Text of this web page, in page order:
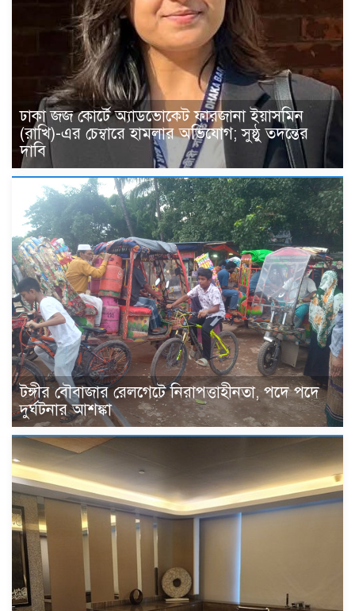
ঢাকা জজ কোর্টে অ্যাডভোকেট ফারজানা ইয়াসমিন
(রাখি)-এর চেম্বারে হামলার অভিযোগ; সুষ্ঠু তদন্তের
দাবি
টঙ্গীর বৌবাজার রেলগেটে নিরাপত্তাহীনতা, পদে পদে
দুর্ঘটনার আশঙ্কা